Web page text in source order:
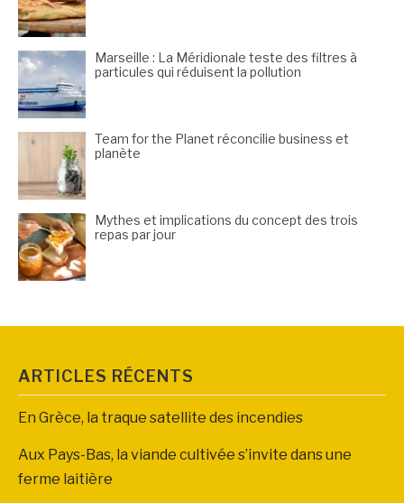
Marseille : La Méridionale teste des filtres à
particules qui réduisent la pollution
Team for the Planet réconcilie business et
planète
Mythes et implications du concept des trois
repas par jour
ARTICLES RÉCENTS
En Grèce, la traque satellite des incendies
Aux Pays-Bas, la viande cultivée s’invite dans une
ferme laitière